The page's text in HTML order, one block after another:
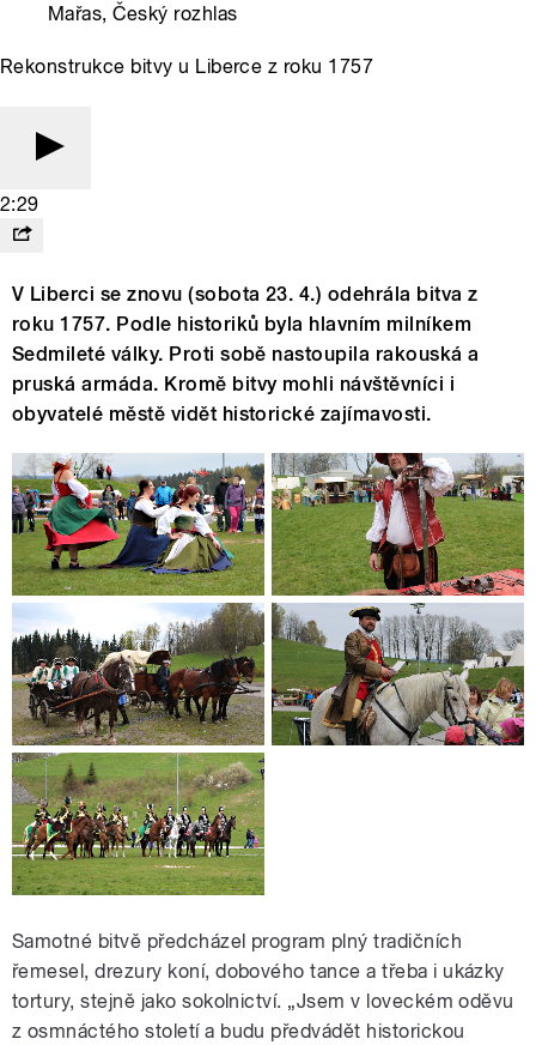
Mařas, Český rozhlas
Rekonstrukce bitvy u Liberce z roku 1757
2:29
V Liberci se znovu (sobota 23. 4.) odehrála bitva z
roku 1757. Podle historiků byla hlavním milníkem
Sedmileté války. Proti sobě nastoupila rakouská a
pruská armáda. Kromě bitvy mohli návštěvníci i
obyvatelé městě vidět historické zajímavosti.
Samotné bitvě předcházel program plný tradičních
řemesel, drezury koní, dobového tance a třeba i ukázky
tortury, stejně jako sokolnictví. „Jsem v loveckém oděvu
z osmnáctého století a budu předvádět historickou